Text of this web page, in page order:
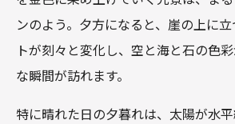
ンのよう。夕方になると、崖の上に
トが刻々と変化し、空と海と石の色
な瞬間が訪れます。
特に晴れた日の夕暮れは、太陽が水